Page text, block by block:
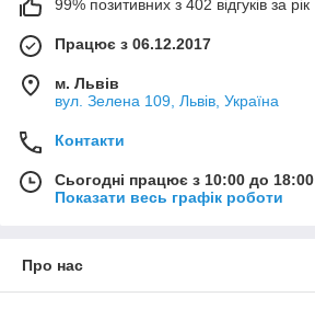
99% позитивних з 402 відгуків за рік
Працює з 06.12.2017
м. Львів
вул. Зелена 109, Львів, Україна
Контакти
Сьогодні працює з 10:00 до 18:00
Показати весь графік роботи
Про нас